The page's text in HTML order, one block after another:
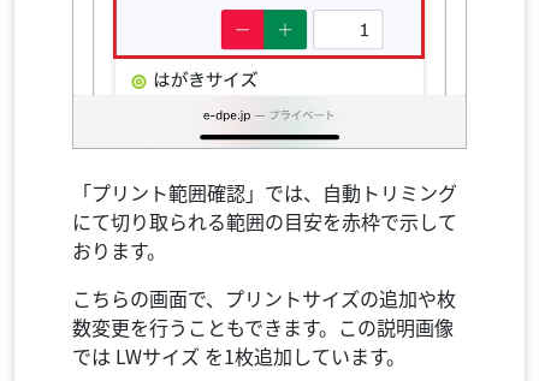
「プリント範囲確認」では、自動トリミング
にて切り取られる範囲の目安を赤枠で示して
おります。
こちらの画面で、プリントサイズの追加や枚
数変更を行うこともできます。この説明画像
では LWサイズ を1枚追加しています。